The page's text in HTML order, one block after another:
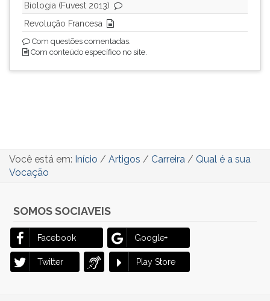
Biologia (Fuvest 2013)
Revolução Francesa
Com questões comentadas.
Com conteúdo específico no site.
Você está em: Início / Artigos / Carreira / Qual é a sua
Vocação
SOMOS SOCIAVEIS
Facebook Google+
Twitter Play Store